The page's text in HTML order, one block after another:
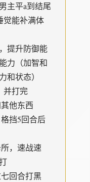
主平a到结尾
觉能补满体
提升防御能
力（加智和
和状态）
并打完
他东西
挡5回合后
，速战速
回合打黑